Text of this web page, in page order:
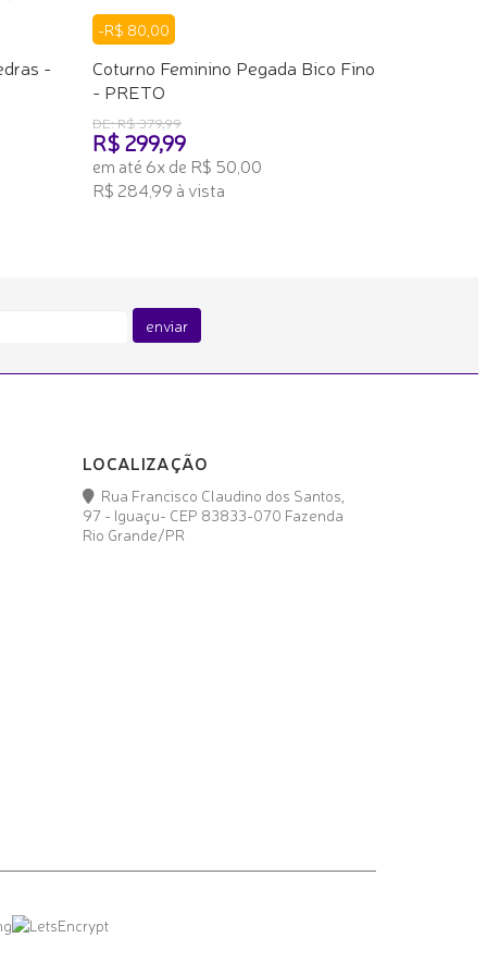
-
-R$ 80,00
Coturno Feminino Pegada Bico Fino
- PRETO
DE: R$ 379,99
R$ 299,99
em até 6x de R$ 50,00
R$ 284,99 à vista
enviar
LOCALIZAÇÃO
Rua Francisco Claudino dos Santos,
97 - Iguaçu- CEP 83833-070 Fazenda
Rio Grande/PR